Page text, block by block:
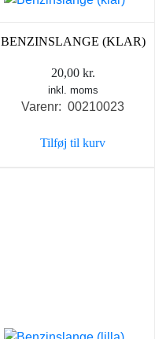
BENZINSLANGE (KLAR)
20,00 kr.
inkl. moms
Varenr: 00210023
Tilføj til kurv